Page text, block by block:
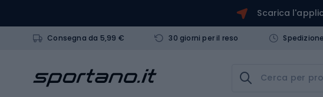
Scarica
Consegna da 5,99 € 30 giorni per il reso